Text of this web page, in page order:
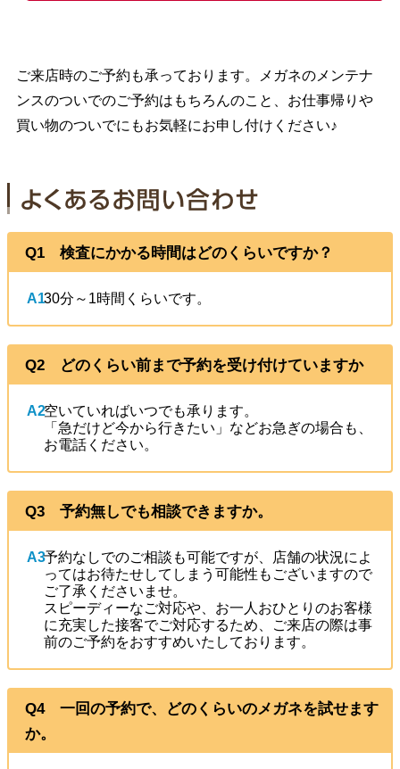
ご来店時のご予約も承っております。メガネのメンテナ
ンスのついでのご予約はもちろんのこと、お仕事帰りや
買い物のついでにもお気軽にお申し付けください♪
Q1 検査にかかる時間はどのくらいですか？
A130分～1時間くらいです。
Q2 どのくらい前まで予約を受け付けていますか
A2空いていればいつでも承ります。
「急だけど今から行きたい」などお急ぎの場合も、
お電話ください。
Q3 予約無しでも相談できますか。
A3予約なしでのご相談も可能ですが、店舗の状況によ
ってはお待たせしてしまう可能性もございますので
ご了承くださいませ。
スピーディーなご対応や、お一人おひとりのお客様
に充実した接客でご対応するため、ご来店の際は事
前のご予約をおすすめいたしております。
Q4 一回の予約で、どのくらいのメガネを試せます
か。